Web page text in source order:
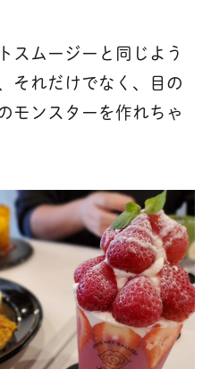
スムージーと同じよう
それだけでなく、目の
モンスターを作れちゃ